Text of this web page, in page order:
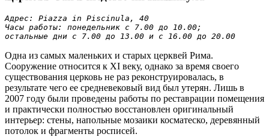
Адрес: Piazza in Piscinula, 40
Часы работы: понедельник с 7.00 до 10.00;
остальные дни с 7.00 до 13.00 и с 16.00 до 20.00
Одна из самых маленьких и старых церквей Рима.
Сооружение относится к XI веку, однако за время своего
существования церковь не раз реконструировалась, в
результате чего ее средневековый вид был утерян. Лишь в
2007 году были проведены работы по реставрации помещения
и практически полностью восстановлен оригинальный
интерьер: стены, напольные мозаики косматеско, деревянный
потолок и фрагменты росписей.